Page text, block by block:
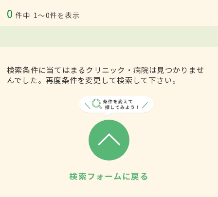
0 件中 1〜0件を表示
検索条件に当てはまるクリニック・病院は見つかりませ
んでした。再度条件を変更して検索して下さい。
検索フォームに戻る